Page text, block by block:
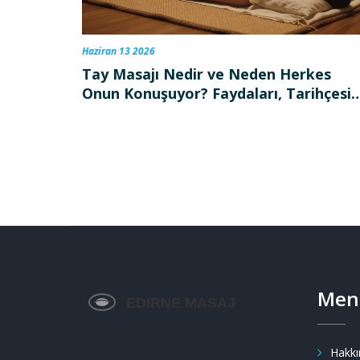
Haziran 13 2026
Tay Masajı Nedir ve Neden Herkes
Onun Konuşuyor? Faydaları, Tarihçesi